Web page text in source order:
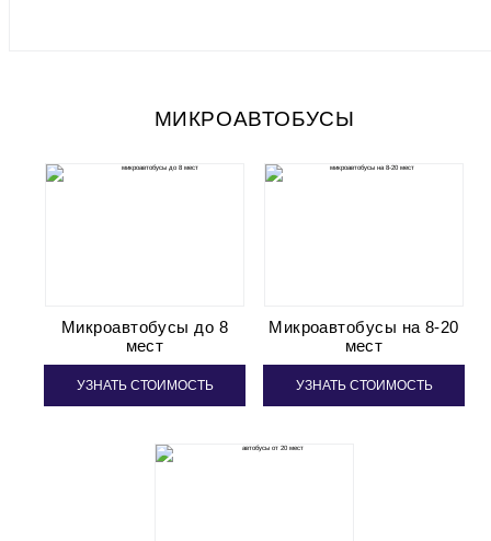
МИКРОАВТОБУСЫ
Микроавтобусы до 8
мест
УЗНАТЬ СТОИМОСТЬ
Микроавтобусы на 8-20
мест
УЗНАТЬ СТОИМОСТЬ